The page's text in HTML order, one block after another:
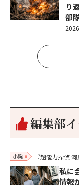
り
部
編集部
小説 『超能力探偵 河
私に
情報